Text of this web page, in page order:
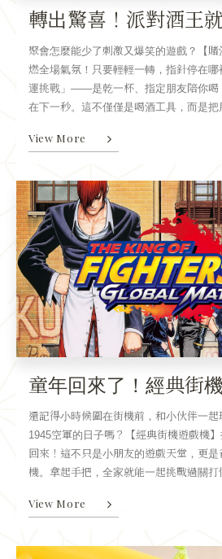
轉出驚喜！派對酒王
聚會怎麼能少了刺激又爆笑的遊戲？【
燃全場氣氛！只要輕輕一轉，指針停在
運挑戰」——是乾一杯、指定朋友陪你喝
在下一秒。這不僅僅是喝酒工具，而是把
View More
童年回來了！經典街
還記得小時候圍在街機前，和小伙伴一起
1945空軍的日子嗎？【經典街機遊戲機
回來！這不只是小朋友的遊戲天堂，更
機。拿起手把，全家就能一起挑戰過關打
View More